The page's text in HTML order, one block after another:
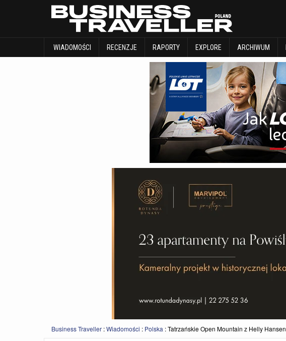
WIADOMOŚCI RECENZJE RAPORTY EXPLORE ARCHIWUM
WIADOMOŚCI RECENZJE
Business Traveller :Wiadomości : Polska :Tatrzańskie Open Mountain z Helly Hansen